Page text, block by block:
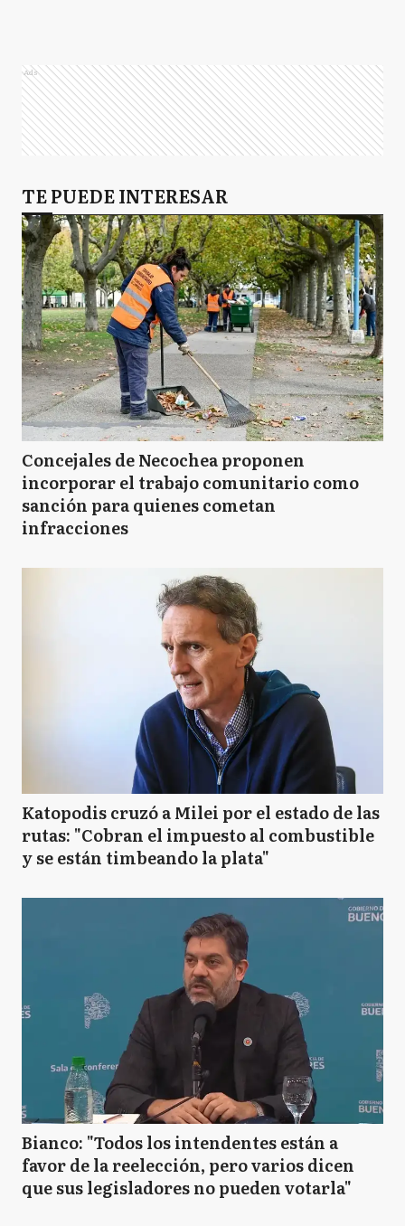
Ads
TE PUEDE INTERESAR
Concejales de Necochea proponen
incorporar el trabajo comunitario como
sanción para quienes cometan
infracciones
Katopodis cruzó a Milei por el estado de las
rutas: "Cobran el impuesto al combustible
y se están timbeando la plata"
Bianco: "Todos los intendentes están a
favor de la reelección, pero varios dicen
que sus legisladores no pueden votarla"